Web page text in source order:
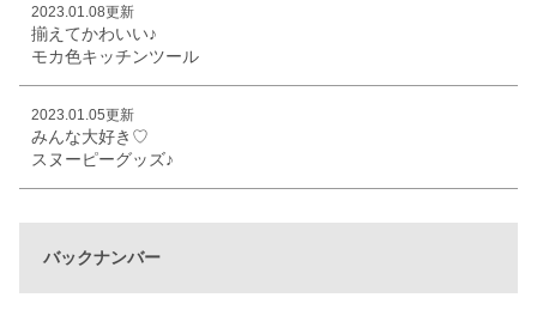
2023.01.08更新
揃えてかわいい♪
モカ色キッチンツール
2023.01.05更新
みんな大好き♡
スヌーピーグッズ♪
バックナンバー